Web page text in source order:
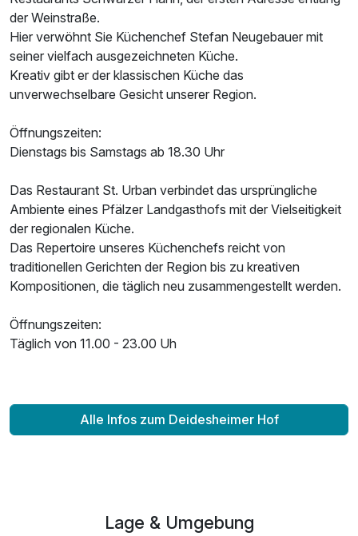
Ausstattung
Zusatznächte
Für 3 Tage p.P. ab
der Weinstraße.
Hier verwöhnt Sie Küchenchef Stefan Neugebauer mit
seiner vielfach ausgezeichneten Küche.
Kreativ gibt er der klassischen Küche das
unverwechselbare Gesicht unserer Region.
Öffnungszeiten:
Dienstags bis Samstags ab 18.30 Uhr
Das Restaurant St. Urban verbindet das ursprüngliche
Ambiente eines Pfälzer Landgasthofs mit der Vielseitigkeit
der regionalen Küche.
Das Repertoire unseres Küchenchefs reicht von
traditionellen Gerichten der Region bis zu kreativen
Kompositionen, die täglich neu zusammengestellt werden.
Öffnungszeiten:
Täglich von 11.00 - 23.00 Uh
Alle Infos zum Deidesheimer Hof
Lage & Umgebung